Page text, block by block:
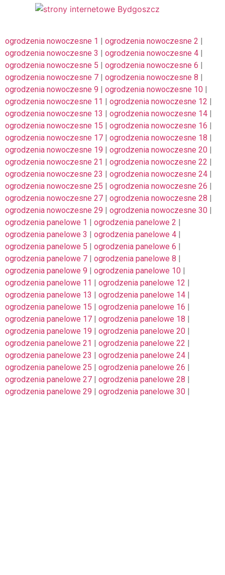
ogrodzenia nowoczesne 1 | ogrodzenia nowoczesne 2 |
ogrodzenia nowoczesne 3 | ogrodzenia nowoczesne 4 |
ogrodzenia nowoczesne 5 | ogrodzenia nowoczesne 6 |
ogrodzenia nowoczesne 7 | ogrodzenia nowoczesne 8 |
ogrodzenia nowoczesne 9 | ogrodzenia nowoczesne 10 |
ogrodzenia nowoczesne 11 | ogrodzenia nowoczesne 12 |
ogrodzenia nowoczesne 13 | ogrodzenia nowoczesne 14 |
ogrodzenia nowoczesne 15 | ogrodzenia nowoczesne 16 |
ogrodzenia nowoczesne 17 | ogrodzenia nowoczesne 18 |
ogrodzenia nowoczesne 19 | ogrodzenia nowoczesne 20 |
ogrodzenia nowoczesne 21 | ogrodzenia nowoczesne 22 |
ogrodzenia nowoczesne 23 | ogrodzenia nowoczesne 24 |
ogrodzenia nowoczesne 25 | ogrodzenia nowoczesne 26 |
ogrodzenia nowoczesne 27 | ogrodzenia nowoczesne 28 |
ogrodzenia nowoczesne 29 | ogrodzenia nowoczesne 30 |
ogrodzenia panelowe 1 | ogrodzenia panelowe 2 |
ogrodzenia panelowe 3 | ogrodzenia panelowe 4 |
ogrodzenia panelowe 5 | ogrodzenia panelowe 6 |
ogrodzenia panelowe 7 | ogrodzenia panelowe 8 |
ogrodzenia panelowe 9 | ogrodzenia panelowe 10 |
ogrodzenia panelowe 11 | ogrodzenia panelowe 12 |
ogrodzenia panelowe 13 | ogrodzenia panelowe 14 |
ogrodzenia panelowe 15 | ogrodzenia panelowe 16 |
ogrodzenia panelowe 17 | ogrodzenia panelowe 18 |
ogrodzenia panelowe 19 | ogrodzenia panelowe 20 |
ogrodzenia panelowe 21 | ogrodzenia panelowe 22 |
ogrodzenia panelowe 23 | ogrodzenia panelowe 24 |
ogrodzenia panelowe 25 | ogrodzenia panelowe 26 |
ogrodzenia panelowe 27 | ogrodzenia panelowe 28 |
ogrodzenia panelowe 29 | ogrodzenia panelowe 30 |